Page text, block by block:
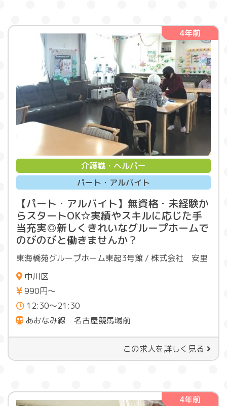
4年前
介護職・ヘルパー
パート・アルバイト
【パート・アルバイト】無資格・未経験か
らスタートOK☆実績やスキルに応じた手
当充実◎新しくきれいなグループホームで
のびのびと働きませんか？
東海橋苑グループホーム東起3号館 / 株式会社 安里
中川区
990円〜
12:30〜21:30
あおなみ線 名古屋競馬場前
この求人を詳しく見る
4年前